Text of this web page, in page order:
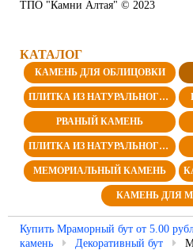
ТПО "Камни Алтая" © 2023
КАТАЛОГ
КАМЕНЬ ДЛЯ ОБЛИЦОВКИ
ПЛИТКА ИЗ НАТУРАЛЬНОГО КАМНЯ
РВАНЫЙ КАМЕНЬ
ПЛИТКА ИЗ НАТУРАЛЬНОГО КАМНЯ
МЕМОРИАЛЬНЫЙ КАМЕНЬ
КАМЕНЬ ДЛЯ
Купить Мраморный бут от 5.00
камень
Декоративный бут